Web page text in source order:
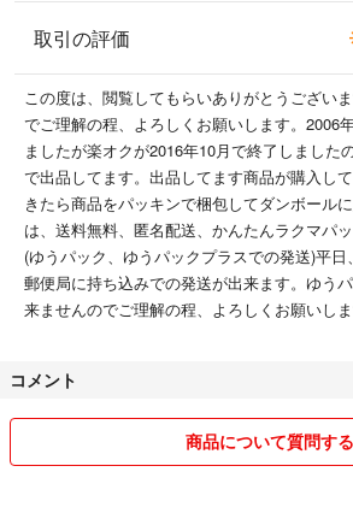
取引の評価
この度は、閲覧してもらいありがとうござい
でご理解の程、よろしくお願いします。2006
ましたが楽オクが2016年10月で終了しました
で出品してます。出品してます商品が購入し
きたら商品をパッキンで梱包してダンボール
は、送料無料、匿名配送、かんたんラクマパ
(ゆうパック、ゆうパックプラスでの発送)平
郵便局に持ち込みでの発送が出来ます。ゆう
来ませんのでご理解の程、よろしくお願いしま
コメント
商品について質問する